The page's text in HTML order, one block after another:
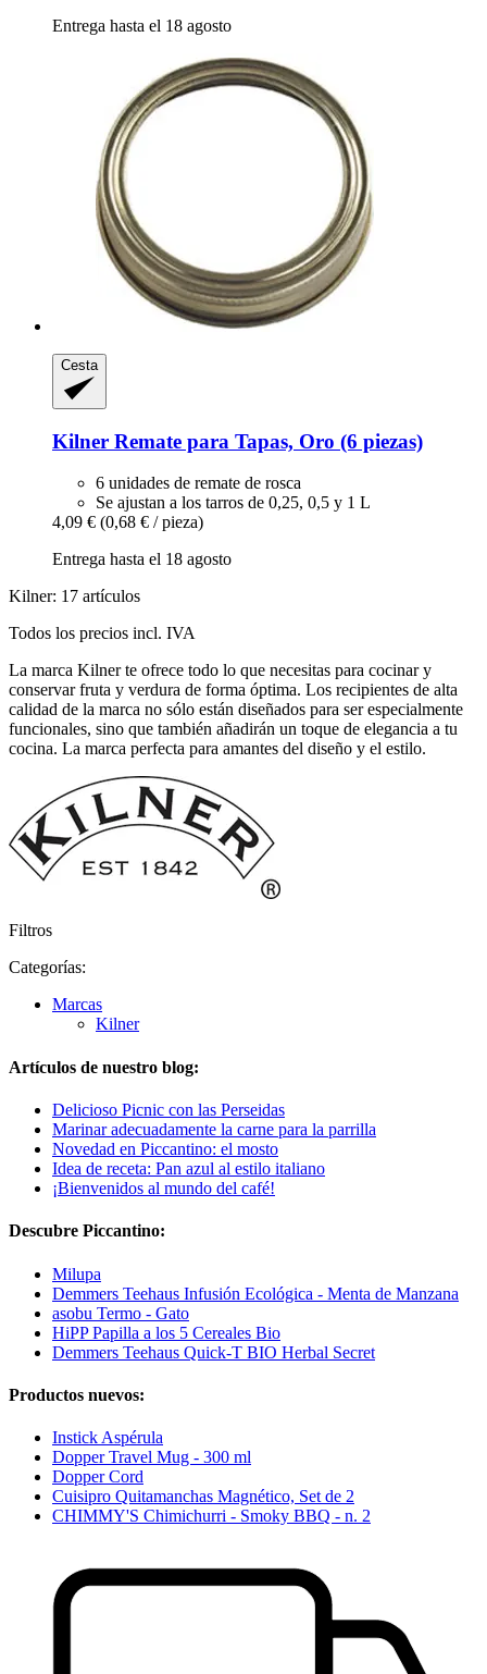
Entrega hasta el 18 agosto
Cesta
Kilner Remate para Tapas, Oro (6 piezas)
6 unidades de remate de rosca
Se ajustan a los tarros de 0,25, 0,5 y 1 L
4,09 € (0,68 € / pieza)
Entrega hasta el 18 agosto
Kilner: 17 artículos
Todos los precios incl. IVA
La marca Kilner te ofrece todo lo que necesitas para cocinar y
conservar fruta y verdura de forma óptima. Los recipientes de alta
calidad de la marca no sólo están diseñados para ser especialmente
funcionales, sino que también añadirán un toque de elegancia a tu
cocina. La marca perfecta para amantes del diseño y el estilo.
Filtros
Categorías:
Marcas
Kilner
Artículos de nuestro blog:
Delicioso Picnic con las Perseidas
Marinar adecuadamente la carne para la parrilla
Novedad en Piccantino: el mosto
Idea de receta: Pan azul al estilo italiano
¡Bienvenidos al mundo del café!
Descubre Piccantino:
Milupa
Demmers Teehaus Infusión Ecológica - Menta de Manzana
asobu Termo - Gato
HiPP Papilla a los 5 Cereales Bio
Demmers Teehaus Quick-T BIO Herbal Secret
Productos nuevos:
Instick Aspérula
Dopper Travel Mug - 300 ml
Dopper Cord
Cuisipro Quitamanchas Magnético, Set de 2
CHIMMY'S Chimichurri - Smoky BBQ - n. 2